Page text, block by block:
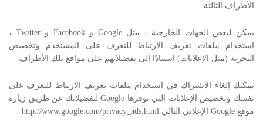
الأطراف الثالثة
يمكن لبعض الجهات الخارجية ، مثل Google و Facebook و Twitter ،
استخدام ملفات تعريف الارتباط للتعرف على المستخدم وتخصيص
التجربة (مثل الإعلانات) استنادًا إلى تفضيلاتهم على مواقع تلك الأطراف.
يمكنك إلغاء الاشتراك في استخدام ملفات تعريف الارتباط للتعرف على
نفسك وتخصيص الإعلانات التي توفرها Google لتفضيلاتك عن طريق زيارة
موقع Google الإعلاني التالي http://www.google.com/privacy_ads.html